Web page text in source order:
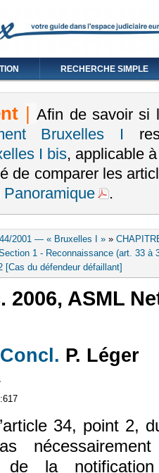
RECHERCHE SIMPLE
| Afin de savoir si
Bruxelles I
I bis, applicable
de comparer les
Panoramique .
44/2001 — « Bruxelles I » »
1 - Reconnaissance (art. 33 à
[Cas du défendeur défaillant]
2006, ASML
lien est externe)
Concl. (le lien est
P. Léger
34, point 2,
de la